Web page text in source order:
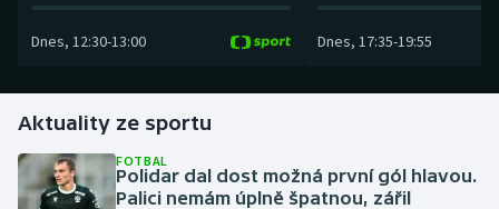
Gymnastika
Házená
Dnes, 12:30-13:00 Dnes, 17:35-19:55
Aktuality ze sportu
FOTBAL
Polidar dal dost možná první gól hlavou.
Palici nemám úplně špatnou, zářil